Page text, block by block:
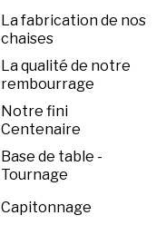
La fabrication de nos
chaises
La qualité de notre
rembourrage
Notre fini
Centenaire
Base de table -
Tournage
Capitonnage